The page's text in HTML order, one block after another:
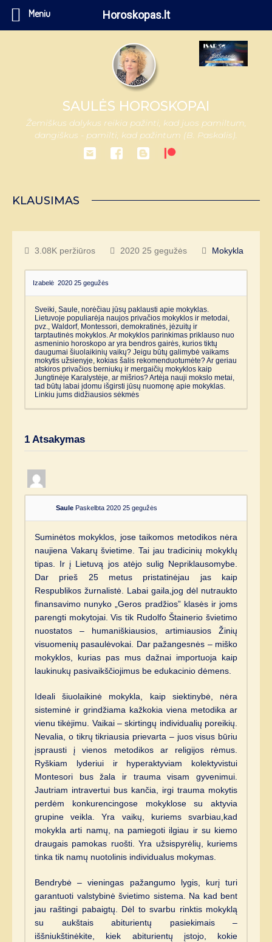
SAULĖS HOROSKOPAI
Žemiškus dalykus reikia pažinti, kad juos pamiltum,
dangiškus - pamilti, kad pažintum (B. Paskalis).
KLAUSIMAS
3.08K peržiūros 2020 25 gegužės Mokykla
Izabelė 2020 25 gegužės
Sveiki, Saule, norėčiau jūsų paklausti apie mokyklas.
Lietuvoje populiarėja naujos privačios mokyklos ir metodai,
pvz., Waldorf, Montessori, demokratinės, jėzuitų ir
tarptautinės mokyklos. Ar mokyklos parinkimas priklauso nuo
asmeninio horoskopo ar yra bendros gairės, kurios tiktų
daugumai šiuolaikinių vaikų? Jeigu būtų galimybė vaikams
mokytis užsienyje, kokias šalis rekomenduotumėte? Ar geriau
atskiros privačios berniukų ir mergaičių mokyklos kaip
Jungtinėje Karalystėje, ar mišrios? Artėja nauji mokslo metai,
tad būtų labai įdomu išgirsti jūsų nuomonę apie mokyklas.
Linkiu jums didžiausios sėkmės
1 Atsakymas
Saule Paskelbta 2020 25 gegužės
Suminėtos mokyklos, jose taikomos metodikos nėra
naujiena Vakarų švietime. Tai jau tradicinių mokyklų
tipas. Ir į Lietuvą jos atėjo sulig Nepriklausomybe.
Dar prieš 25 metus pristatinėjau jas kaip
Respublikos žurnalistė. Labai gaila,jog dėl nutraukto
finansavimo nunyko „Geros pradžios” klasės ir joms
parengti mokytojai. Vis tik Rudolfo Štainerio švietimo
nuostatos – humaniškiausios, artimiausios Žinių
visuomenių pasaulėvokai. Dar pažangesnės – miško
mokyklos, kurias pas mus dažnai importuoja kaip
laukinukų pasivaikščiojimus be edukacinio dėmens.
Ideali šiuolaikinė mokykla, kaip siektinybė, nėra
sisteminė ir grindžiama kažkokia viena metodika ar
vienu tikėjimu. Vaikai – skirtingų individualių poreikių.
Nevalia, o tikrų tikriausia prievarta – juos visus būriu
įsprausti į vienos metodikos ar religijos rėmus.
Ryškiam lyderiui ir hyperaktyviam kolektyvistui
Montesori bus žala ir trauma visam gyvenimui.
Jautriam intravertui bus kančia, irgi trauma mokytis
perdėm konkurencingose mokyklose su aktyvia
grupine veikla. Yra vaikų, kuriems svarbiau,kad
mokykla arti namų, na pamiegoti ilgiau ir su kiemo
draugais pamokas ruošti. Yra užsispyrėlių, kuriems
tinka tik namų nuotolinis individualus mokymas.
Bendrybė – vieningas pažangumo lygis, kurį turi
garantuoti valstybinė švietimo sistema. Na kad bent
jau raštingi pabaigtų. Dėl to svarbu rinktis mokyklą
su aukštais abiturientų pasiekimais –
iššniukštinėkite, kiek abiturientų įstojo, kokie
Meniu Horoskopas.lt